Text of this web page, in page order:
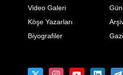
Video Galeri
Köşe Yazarları
Biyografiler